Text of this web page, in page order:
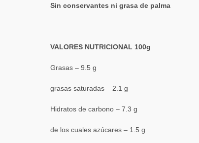
Sin conservantes ni grasa de palma
VALORES NUTRICIONAL 100g
Grasas – 9.5 g
grasas saturadas – 2.1 g
Hidratos de carbono – 7.3 g
de los cuales azúcares – 1.5 g